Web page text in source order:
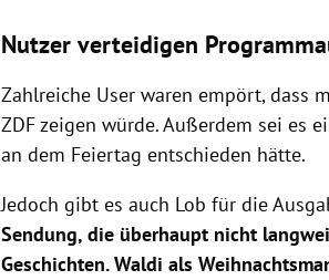
Nutzer verteidigen
Zahlreiche User waren empört, dass
ZDF zeigen würde. Außerdem sei es
an dem Feiertag entschieden hätte.
Jedoch gibt es auch Lob für die
Sendung, die überhaupt nicht
Geschichten. Waldi als